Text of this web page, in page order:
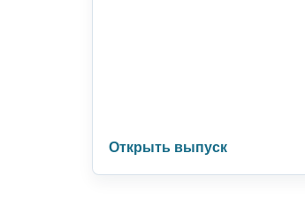
Открыть выпуск